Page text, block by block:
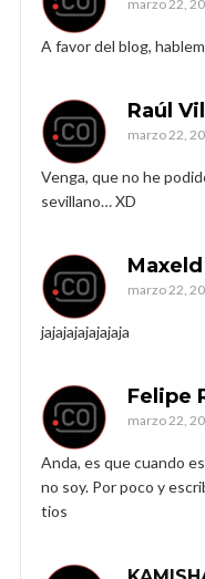
marzo 22,
A favor del blog,
Raúl
marzo 22,
Venga, que no he
sevillano… XD
Maxeld
marzo 22,
jajajajajajajaja
Felipe
marzo 22,
Anda, es que cuando
no soy. Por poco y
tios